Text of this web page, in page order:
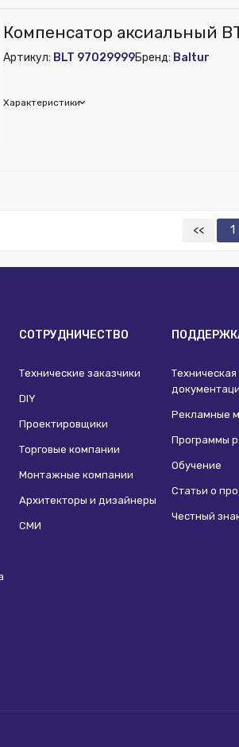
на веб-витрине mag1c:
Компенсатор аксиальный
Артикул: BLT 97029999Бренд: Baltur
Характеристики
<<
1
СОТРУДНИЧЕСТВО
Технические заказчики
DIY
Проектировщики
Торговые компании
Монтажные компании
Архитекторы и дизайнеры
СМИ
Техническая
Рекламные
Программы
Обучение
Статьи о
Честный